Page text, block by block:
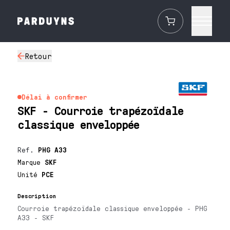
Retour
Délai à confirmer
SKF - Courroie trapézoïdale
classique enveloppée
Ref. PHG A33
Marque SKF
Unité PCE
Description
Courroie trapézoïdale classique enveloppée - PHG
A33 - SKF